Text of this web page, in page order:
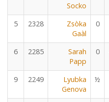
Socko
5 2328
Zsòka
Gaàl
0
6 2285
Sarah
Papp
0
9 2249
Lyubka
Genova
½